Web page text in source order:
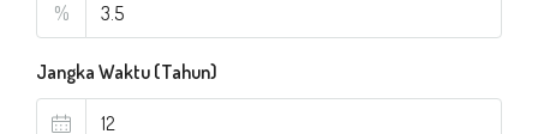
%
Jangka Waktu (Tahun)